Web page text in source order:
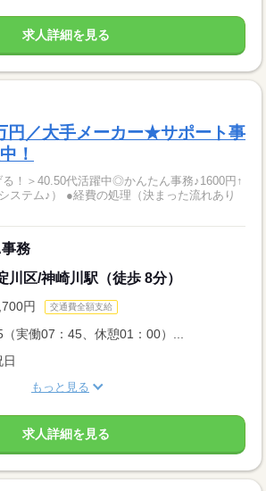
求人詳細を見る
円／大手メーカー★サポート事
！
！＞40.50代活躍中◎かんたん事務♪1600円↑
ステム♪） ●経費の処理（決まった流れあり
務
川区/神崎川駅（徒歩 8分）
円 交通費全額支給
実働07：45、休憩01：00）...
もっと見る
求人詳細を見る